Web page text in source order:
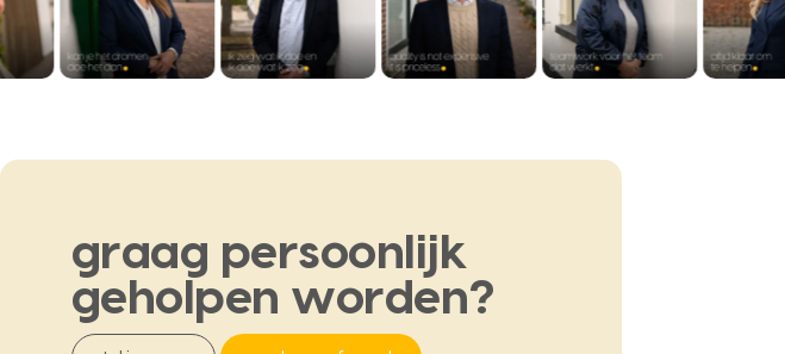
graag persoonlijk
geholpen worden?